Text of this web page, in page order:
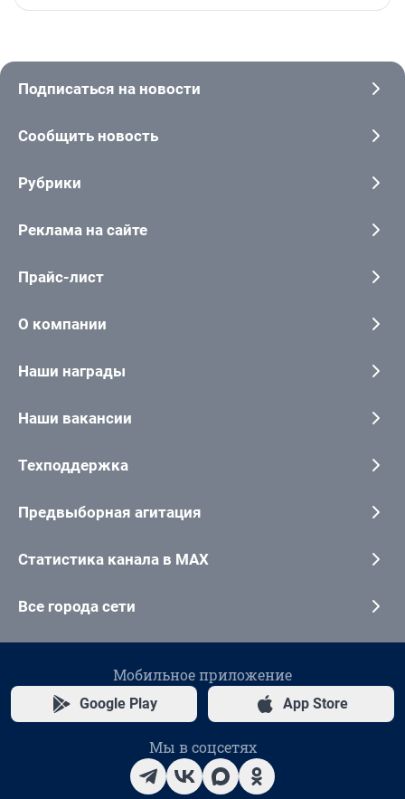
Подписаться на новости
Сообщить новость
Рубрики
Реклама на сайте
Прайс-лист
О компании
Наши награды
Наши вакансии
Техподдержка
Предвыборная агитация
Статистика канала в MAX
Все города сети
Мобильное приложение
Google Play App Store
Мы в соцсетях